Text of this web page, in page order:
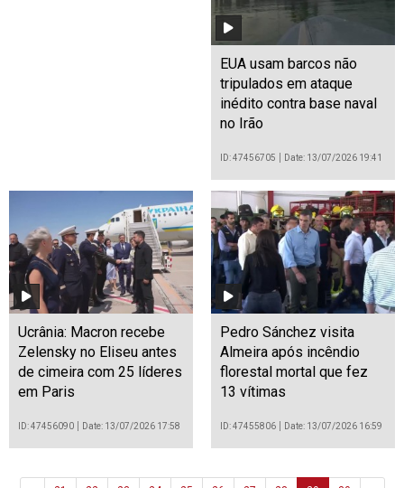
EUA usam barcos não
tripulados em ataque
inédito contra base naval
no Irão
ID: 47456705 Date: 13/07/2026 19:41
Ucrânia: Macron recebe
Zelensky no Eliseu antes
de cimeira com 25 líderes
em Paris
ID: 47456090 Date: 13/07/2026 17:58
Pedro Sánchez visita
Almeira após incêndio
florestal mortal que fez
13 vítimas
ID: 47455806 Date: 13/07/2026 16:59